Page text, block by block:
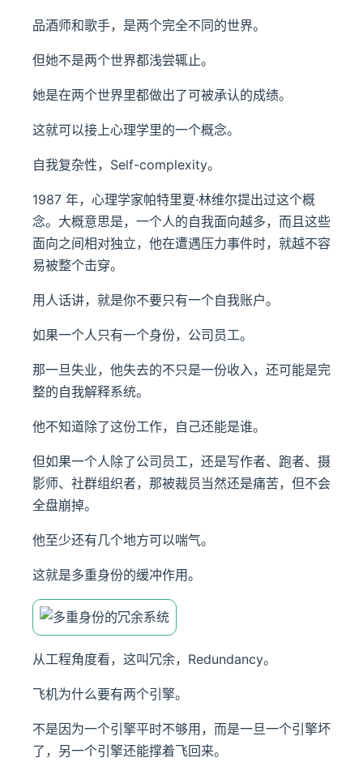
品酒师和歌手，是两个完全不同的世界。
但她不是两个世界都浅尝辄止。
她是在两个世界里都做出了可被承认的成绩。
这就可以接上心理学里的一个概念。
自我复杂性，Self-complexity。
1987 年，心理学家帕特里夏·林维尔提出过这个概
念。大概意思是，一个人的自我面向越多，而且这些
面向之间相对独立，他在遭遇压力事件时，就越不容
易被整个击穿。
用人话讲，就是你不要只有一个自我账户。
如果一个人只有一个身份，公司员工。
那一旦失业，他失去的不只是一份收入，还可能是完
整的自我解释系统。
他不知道除了这份工作，自己还能是谁。
但如果一个人除了公司员工，还是写作者、跑者、摄
影师、社群组织者，那被裁员当然还是痛苦，但不会
全盘崩掉。
他至少还有几个地方可以喘气。
这就是多重身份的缓冲作用。
从工程角度看，这叫冗余，Redundancy。
飞机为什么要有两个引擎。
不是因为一个引擎平时不够用，而是一旦一个引擎坏
了，另一个引擎还能撑着飞回来。